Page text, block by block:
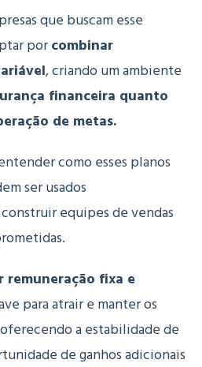
que buscam esse
porcombinar
, criando um ambiente
financeira quanto
de metas.
como esses planos
ser usados
equipes de vendas
remuneração fixa e
para atrair e manter os
a estabilidade de
de ganhos adicionais